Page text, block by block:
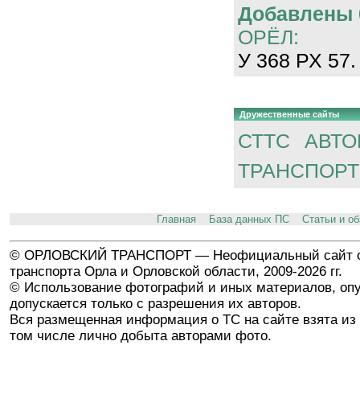
Добавлены
ОРЁЛ:
У 368 РХ 57.
Дружественные сайты
СТТС
ТРАНСПОРТ
Главная База данных ПС Статьи и
© ОРЛОВСКИЙ ТРАНСПОРТ — Неофициальный сайт
транспорта Орла и Орловской области, 2009-2026 гг.
© Использование фотографий и иных материалов,
допускается только с разрешения их авторов.
Вся размещенная информация о ТС на сайте взята из
том числе лично добыта авторами фото.